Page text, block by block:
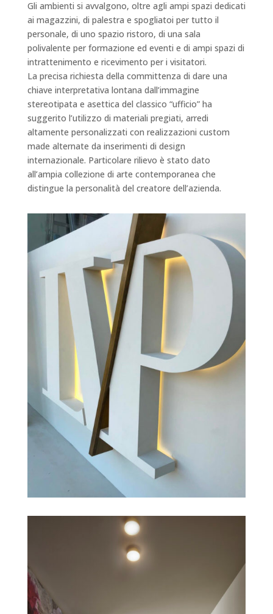
Gli ambienti si avvalgono, oltre agli ampi spazi dedicati
ai magazzini, di palestra e spogliatoi per tutto il
personale, di uno spazio ristoro, di una sala
polivalente per formazione ed eventi e di ampi spazi di
intrattenimento e ricevimento per i visitatori.
La precisa richiesta della committenza di dare una
chiave interpretativa lontana dall’immagine
stereotipata e asettica del classico “ufficio” ha
suggerito l’utilizzo di materiali pregiati, arredi
altamente personalizzati con realizzazioni custom
made alternate da inserimenti di design
internazionale. Particolare rilievo è stato dato
all’ampia collezione di arte contemporanea che
distingue la personalità del creatore dell’azienda.